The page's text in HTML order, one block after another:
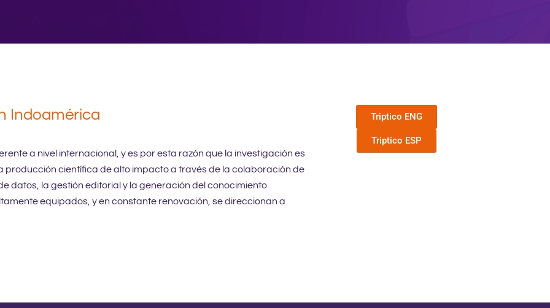
Indoamérica
a nivel internacional, y es por esta razón que la investigación es
producción científica de alto impacto a través de la colaboración de
datos, la gestión editorial y la generación del conocimiento
equipados, y en constante renovación, se direccionan a
Triptico ENG
Triptico ESP